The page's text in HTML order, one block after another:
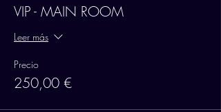
VIP - MAIN ROOM
Leer más
Precio
250,00 €